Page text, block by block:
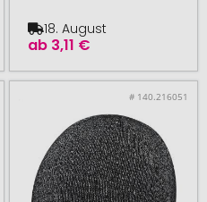
ab 3,11 €
18. August
# 140.216051